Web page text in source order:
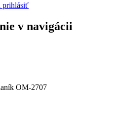
prihlásiť
v navigácii
OM-2707